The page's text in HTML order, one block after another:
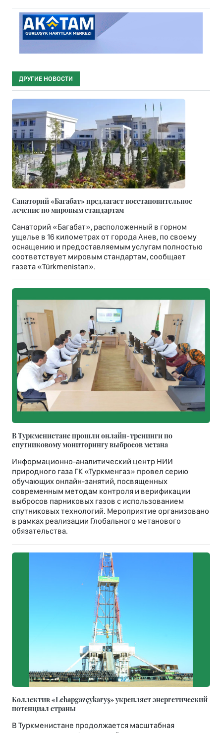
ДРУГИЕ НОВОСТИ
Санаторий «Багабат» предлагает восстановительное
лечение по мировым стандартам
Санаторий «Багабат», расположенный в горном
ущелье в 16 километрах от города Анев, по своему
оснащению и предоставляемым услугам полностью
соответствует мировым стандартам, сообщает
газета «Türkmenistan».
В Туркменистане прошли онлайн-тренинги по
спутниковому мониторингу выбросов метана
Информационно-аналитический центр НИИ
природного газа ГК «Туркменгаз» провел серию
обучающих онлайн-занятий, посвященных
современным методам контроля и верификации
выбросов парниковых газов с использованием
спутниковых технологий. Мероприятие организовано
в рамках реализации Глобального метанового
обязательства.
Коллектив «Lebapgazçykaryş» укрепляет энергетический
потенциал страны
В Туркменистане продолжается масштабная